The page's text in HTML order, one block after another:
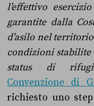
l’effettivo
garantite dalla
d’asilo nel
condizioni stabilite
status di
Convenzione di
richiesto uno